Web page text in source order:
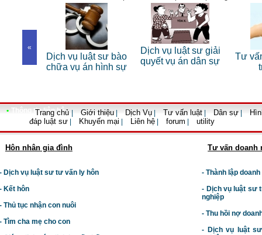
«
vụ luật sư bào
vụ án hình sự
Dịch vụ luật sư giải
quyết vụ án dân sự
Tư vấn luật đất
trọn gói
• Thông tin liên hệ
Trang chủ Giới thiệu Dịch Vụ Tư vấn luật Dân sự
đáp luật sư
Khuyến mại Liên hệ forum utility
Hôn nhân gia đình
Dịch vụ luật sư tư vấn ly hôn
Kết hôn
Thủ tục nhận con nuôi
Tìm cha mẹ cho con
Tư vấn doanh
- Thành lập
- Dịch vụ luật sư t
nghiệp
- Thu hồi nợ
- Dịch vụ luật